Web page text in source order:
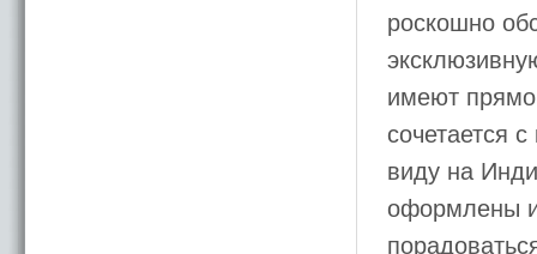
роскошно
имеют
сочетается
виду на
оформлены